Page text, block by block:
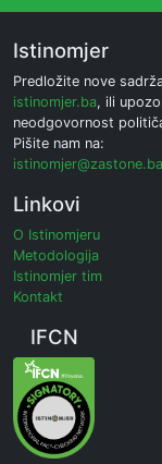
Istinomjer
Predložite nove
istinomjer.ba, ili
neodgovornost
Pišite nam na:
istinomjer@zastone.ba
Linkovi
O Istinomjeru
Metodologija
Istinomjer tim
Kontakt
IFCN